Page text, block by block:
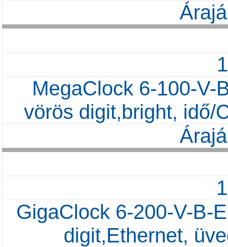
MegaClock 6-100-V-
vörös digit,bright, idő/
GigaClock 6-200-V-B-
digit,Ethernet,